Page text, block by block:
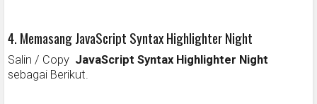
4. Memasang JavaScript Syntax Highlighter Night
Salin / Copy JavaScript Syntax Highlighter Night
sebagai Berikut.